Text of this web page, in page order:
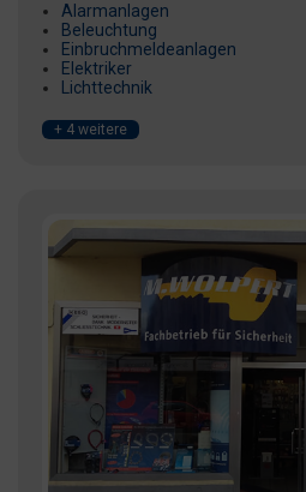
Alarmanlagen
Beleuchtung
Einbruchmeldeanlagen
Elektriker
Lichttechnik
+ 4 weitere